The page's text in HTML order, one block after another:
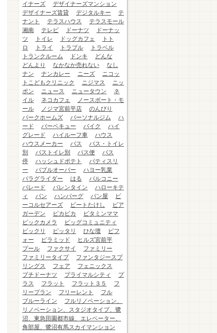
イナーズ
デザイナーズマンション
デザイナーズ賃貸
デジタルキー
テ
ナント
テラスハウス
テラスモール
湘南
テレビ ドーナツ
ドーナッ
ツ
トイレ ドッグカフェ
トト
ロ
トライ トラブル
トラベル
トランクルーム
ドンキ
どんな
どんより
なかなか売れない
なし
ナン
ナンカレー ニーズ
ニコッ
トこどもクリニック
ニジマス
ニッ
ポン
ニュース ニュータウン
ネ
イル
ネコカフェ
ノースポート・モ
ール
ノジマ宮前平店
のんびり
パークホームズ
パーソナルジム
ハ
ード
バーベキュー バイク
ハイ
グレード
ハイルーフ車
ハウス
ハウスメーカー
バス
バス・トイレ
別
バストイレ別 バス便
バス
停
ハッシュドポテト
パティスリ
ー
バブルオーバー
ハヨー乳業
パラグライダー
はる
バルコニー
パレード
バレンタイン
ハローキテ
ィ
パン ハンバーグ パン屋
ビ
ーコルセアーズ
ビートたけし
ビア
ガーデン
ピカピカ
ビタミンママ
ビックカメラ
ビッグコミュニティ
ビックリ
ピッタリ ひな壇
ビフ
ォー
ピラミッド
ヒルズ宮前平
プール
ファクサイ
ファミリー
ファミリータイプ
ファンタジースプ
リングス
フェア
フェニックス
プチドーナツ
プライマルシティ
プ
ラス
フラット フラット３５
フ
リープラン
フリーレント
フル
ブルーライン
フルリノベーション、
リノベーション、スタジオタイプ、鷺
沼、東急田園都市線、エレベーター、
角部屋、鷺沼有馬スカイマンション